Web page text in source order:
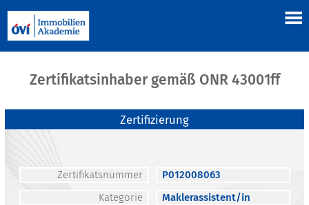
Zertifikatsinhaber gemäß ONR 43001ff
Zertifizierung
Zertifikatsnummer
P012008063
Kategorie
Maklerassistent/in